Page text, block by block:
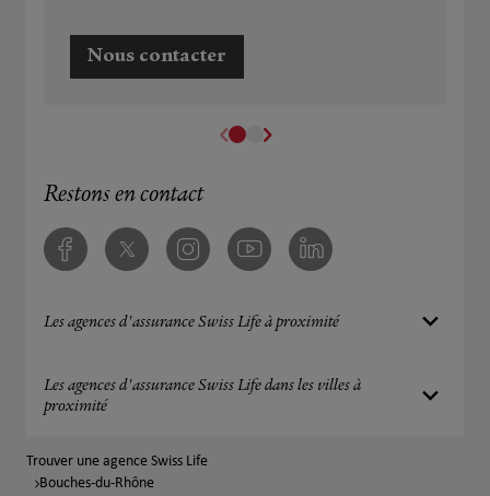
Nous contacter
Restons en contact
FacebookTwitter InstagramYoutube Linkedin
Les agences d'assurance Swiss Life à proximité
Les agences d'assurance Swiss Life dans les villes à
proximité
Trouver une agence Swiss Life
Bouches-du-Rhône